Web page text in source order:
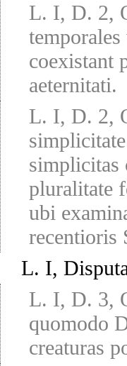
L. I, D. 2,
coexistant
aeternitati.
L. I, D. 2,
simplicitas
pluralitate
ubi
recentioris
L. I,
L. I, D. 3,
quomodo
creaturas